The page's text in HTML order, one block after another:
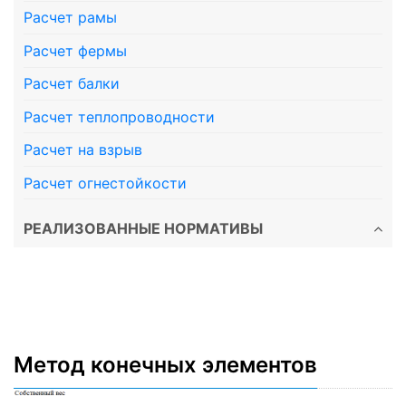
Расчет рамы
Расчет фермы
Расчет балки
Расчет теплопроводности
Расчет на взрыв
Расчет огнестойкости
РЕАЛИЗОВАННЫЕ НОРМАТИВЫ
Метод конечных элементов